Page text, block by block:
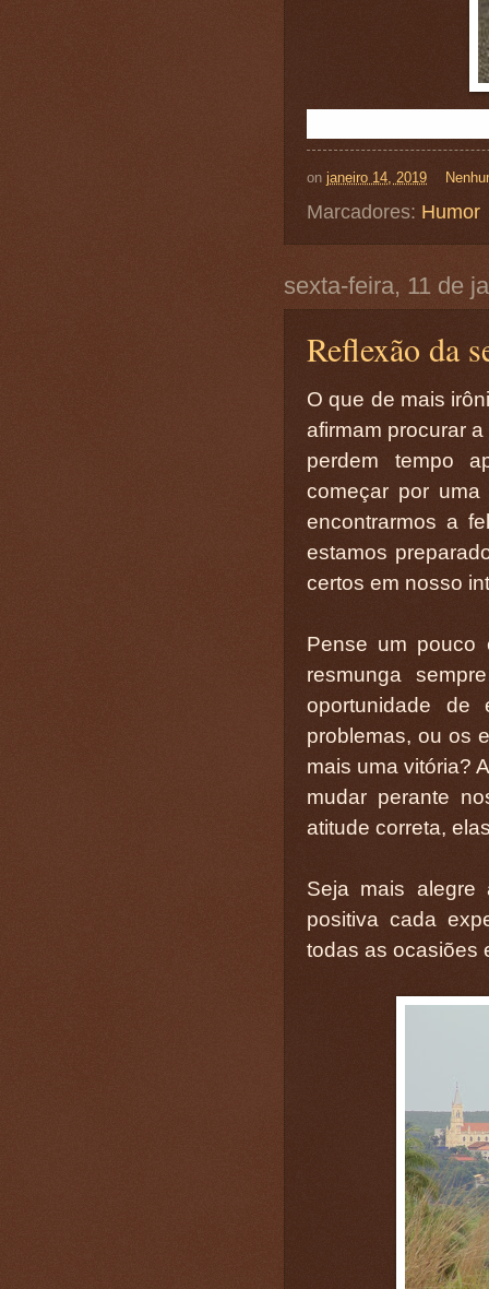
on janeiro 14, 2019
Marcadores: Humor
sexta-feira, 11 de
Reflexão da
O que de mais
afirmam procurar
perdem tempo
começar por
encontrarmos a
estamos
certos em nosso
Pense um
resmunga
oportunidade
problemas, ou os
mais uma vitória?
mudar perante
atitude correta,
Seja mais
positiva cada
todas as ocasiões